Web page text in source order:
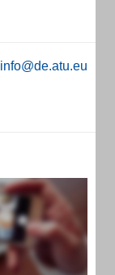
info@de.atu.eu